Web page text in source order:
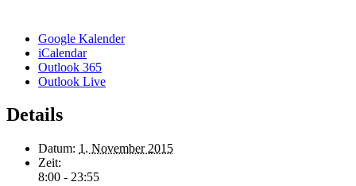
Google Kalender
iCalendar
Outlook 365
Outlook Live
Details
Datum: 1. November 2015
Zeit:
8:00 - 23:55